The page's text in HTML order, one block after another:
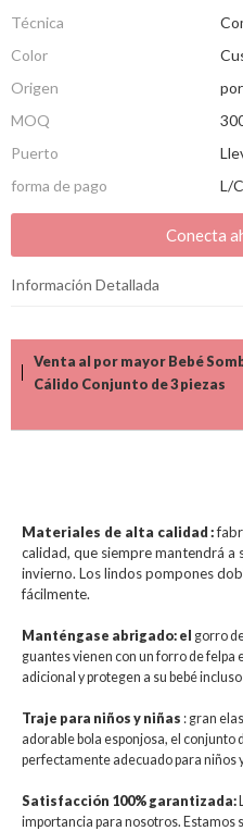
Técnica
Color
Origen
MOQ
Puerto
forma de pago
L/
Conecta
Información Detallada
Venta al por mayor Bebé
Cálido Conjunto de 3 piezas
Materiales de alta calidad:
calidad, que siempre mantendrá a
invierno. Los lindos pompones
fácilmente.
Manténgase abrigado: el gorro
guantes vienen con un forro de
adicional y protegen a su bebé
Traje para niños y niñas : gran
adorable bola esponjosa, el conjunto
perfectamente adecuado para niños
Satisfacción 100% garantizada:
importancia para nosotros. Estamos